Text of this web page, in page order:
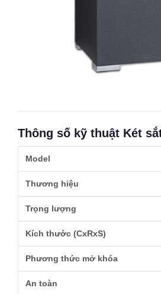
Thông số kỹ thuật Két
Model
Thương hiệu
Trọng lượng
Kích thước (CxRxS)
Phương thức mở khóa
An toàn